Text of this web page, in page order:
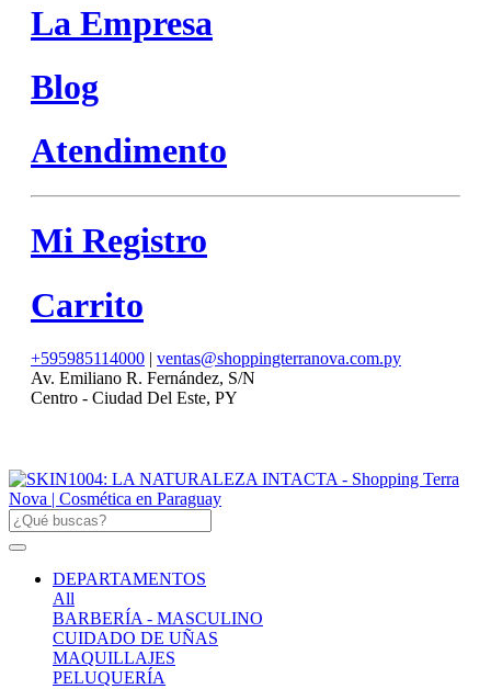
La Empresa
Blog
Atendimento
Mi Registro
Carrito
+595985114000 | ventas@shoppingterranova.com.py
Av. Emiliano R. Fernández, S/N
Centro - Ciudad Del Este, PY
DEPARTAMENTOS
All
BARBERÍA - MASCULINO
CUIDADO DE UÑAS
MAQUILLAJES
PELUQUERÍA